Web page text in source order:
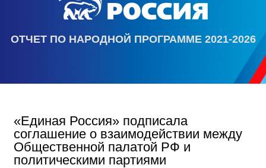
ОТЧЕТ ПО НАРОДНОЙ ПРОГРАММЕ 2021-2026
«Единая Россия» подписала
соглашение о взаимодействии между
Общественной палатой РФ и
политическими партиями